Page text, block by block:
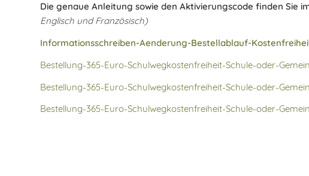
Die genaue Anleitung sowie den Aktivierungscode finden Sie
Englisch und Französisch)
Informationsschreiben-Aenderung-Bestellablauf-
Bestellung-365-Euro-Schulwegkostenfreiheit-Schule-oder-
Bestellung-365-Euro-Schulwegkostenfreiheit-Schule-oder-
Bestellung-365-Euro-Schulwegkostenfreiheit-Schule-oder-